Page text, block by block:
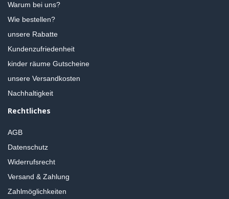
Warum bei uns?
Wie bestellen?
unsere Rabatte
Kundenzufriedenheit
kinder räume Gutscheine
unsere Versandkosten
Nachhaltigkeit
Rechtliches
AGB
Datenschutz
Widerrufsrecht
Versand & Zahlung
Zahlmöglichkeiten